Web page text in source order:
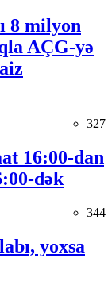
8 milyon
AÇG-yə
327
16:00-dan
dək
344
yoxsa